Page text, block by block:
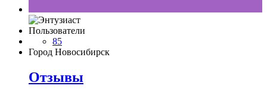
Пользователи
85
Город Новосибирск
Отзывы